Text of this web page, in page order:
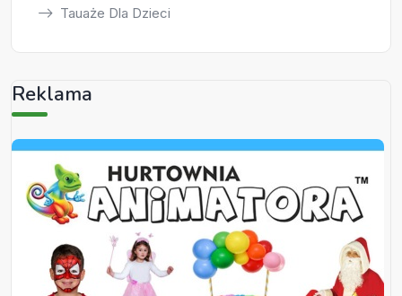
Tauaże Dla Dzieci
Reklama